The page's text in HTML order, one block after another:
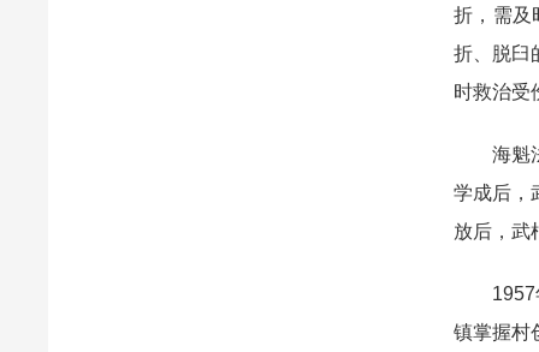
折，需及
折、脱臼
时救治受
海魁法
学成后，
放后，武
1957年
镇掌握村